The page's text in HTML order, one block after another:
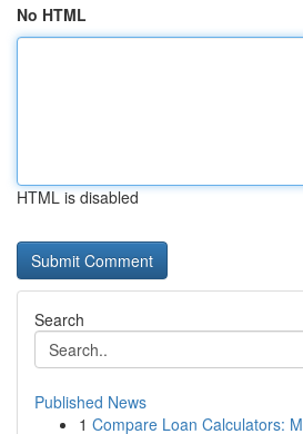
No HTML
HTML is disabled
Search
Published News
1 Compare Loan Calculators: